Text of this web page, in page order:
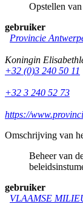
Opstellen
gebruiker
Provincie
Koningin
+32 (0)3 240 50 11
+32 3 240 52 73
https://
Omschrijving van
Beheer van
gebruiker
VLAAMSE